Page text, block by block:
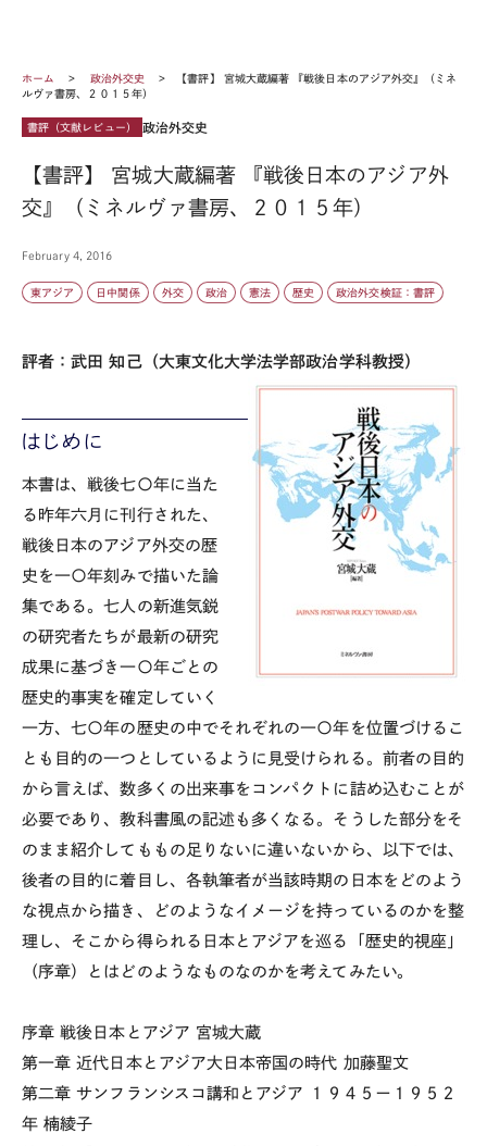
ホーム 政治外交史
【書評】 宮城大蔵編著 『戦後日本のアジア外交』（ミネ
ルヴァ書房、２０１５年）
書評（文献レビュー） 政治外交史
【書評】 宮城大蔵編著 『戦後日本のアジア外
交』（ミネルヴァ書房、２０１５年）
February 4, 2016
東アジア 日中関係 外交 政治 憲法 歴史 政治外交検証：書評
評者：武田 知己（大東文化大学法学部政治学科教授）
はじめに
本書は、戦後七〇年に当た
る昨年六月に刊行された、
戦後日本のアジア外交の歴
史を一〇年刻みで描いた論
集である。七人の新進気鋭
の研究者たちが最新の研究
成果に基づき一〇年ごとの
歴史的事実を確定していく
一方、七〇年の歴史の中でそれぞれの一〇年を位置づけるこ
とも目的の一つとしているように見受けられる。前者の目的
から言えば、数多くの出来事をコンパクトに詰め込むことが
必要であり、教科書風の記述も多くなる。そうした部分をそ
のまま紹介してももの足りないに違いないから、以下では、
後者の目的に着目し、各執筆者が当該時期の日本をどのよう
な視点から描き、どのようなイメージを持っているのかを整
理し、そこから得られる日本とアジアを巡る「歴史的視座」
（序章）とはどのようなものなのかを考えてみたい。
序章 戦後日本とアジア 宮城大蔵
第一章 近代日本とアジア大日本帝国の時代 加藤聖文
第二章 サンフランシスコ講和とアジア １９４５ー１９５２
年 楠綾子